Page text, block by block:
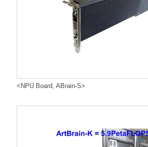
<NPU Board, ABrain-S>